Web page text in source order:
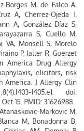
Borges M, de Falco A,
A, Cherrez-Ojeda I,
A, González Díaz S,
S, Cuello M,
VA, Monsell S, Morelo
P, Jaller R, Guerzet
America Drug Allergy
elicitors, risk
America. J Allergy Clin
1405.e1. doi:
15. PMID: 31626988.
Markovic M,
M, Bonadonna B,